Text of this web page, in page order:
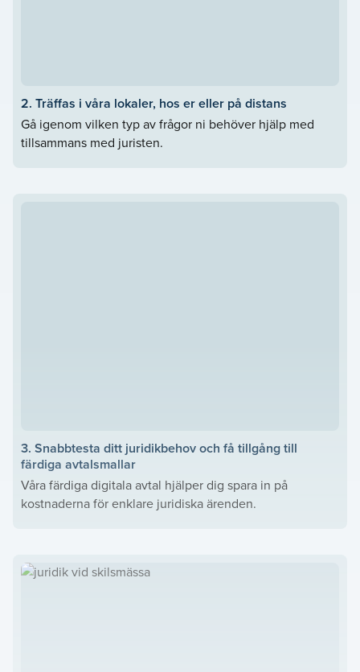
2. Träffas i våra lokaler, hos er eller på distans
Gå igenom vilken typ av frågor ni behöver hjälp med
tillsammans med juristen.
3. Snabbtesta ditt juridikbehov och få tillgång till
färdiga avtalsmallar
Våra färdiga digitala avtal hjälper dig spara in på
kostnaderna för enklare juridiska ärenden.